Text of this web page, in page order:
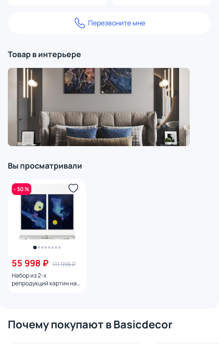
Перезвоните мне
Товар в интерьере
Вы просматривали
- 50 %
55 998 ₽ 111 996 ₽
Набор из 2-х
репродукций картин на
Почему покупают в Basicdecor